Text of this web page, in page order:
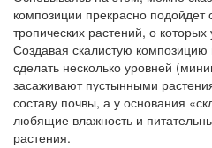
композиции прекрасно подойдет
тропических растений, о
Создавая скалистую
сделать несколько уровней
засаживают пустынными
составу почвы, а у основания
любящие влажность и
растения.